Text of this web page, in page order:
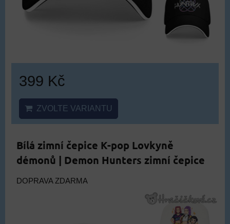
399 Kč
ZVOLTE VARIANTU
Bílá zimní čepice K-pop Lovkyně
démonů | Demon Hunters zimní čepice
DOPRAVA ZDARMA